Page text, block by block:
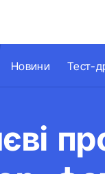
Новини Тест-